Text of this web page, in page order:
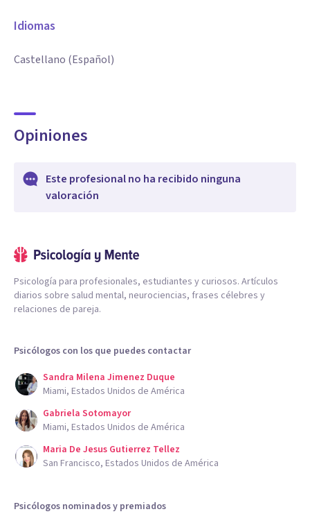
Idiomas
Castellano (Español)
Opiniones
Este profesional no ha recibido ninguna
valoración
Psicología para profesionales, estudiantes y curiosos. Artículos
diarios sobre salud mental, neurociencias, frases célebres y
relaciones de pareja.
Psicólogos con los que puedes contactar
Sandra Milena Jimenez Duque
Miami, Estados Unidos de América
Gabriela Sotomayor
Miami, Estados Unidos de América
Maria De Jesus Gutierrez Tellez
San Francisco, Estados Unidos de América
Psicólogos nominados y premiados